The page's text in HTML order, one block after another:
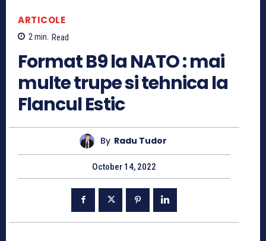
ARTICOLE
2min. Read
Format B9 la NATO : mai
multe trupe si tehnica la
Flancul Estic
By Radu Tudor
October 14, 2022